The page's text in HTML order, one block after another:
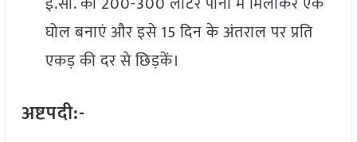
घोल बनाएं और इसे 15 दिन के अंतराल पर प्रति
एकड़ की दर से छिड़कें।
अष्टपदी:-